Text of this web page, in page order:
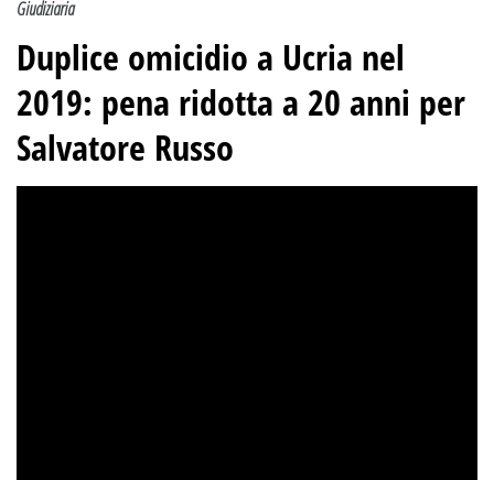
Giudiziaria
Duplice omicidio a Ucria nel
2019: pena ridotta a 20 anni per
Salvatore Russo